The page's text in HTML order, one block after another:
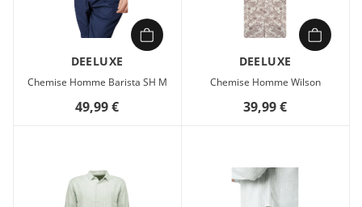
DEELUXE
Chemise Homme Barista SH M
49,99 €
DEELUXE
Chemise Homme Wilson
39,99 €